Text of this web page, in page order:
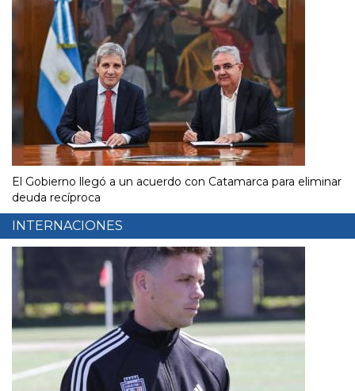
El Gobierno llegó a un acuerdo con Catamarca para eliminar
deuda recíproca
INTERNACIONES